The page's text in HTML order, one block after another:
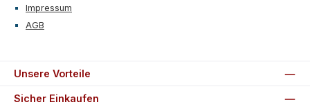
Impressum
AGB
Unsere Vorteile
Sicher Einkaufen